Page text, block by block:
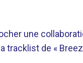
une
tracklist de «